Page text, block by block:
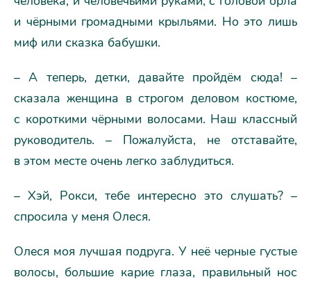
и чёрными громадными крыльями. Но это лишь
миф или сказка бабушки.
– А теперь, детки, давайте пройдём сюда! –
сказала женщина в строгом деловом костюме,
с короткими чёрными волосами. Наш классный
руководитель. – Пожалуйста, не отставайте,
в этом месте очень легко заблудиться.
– Хэй, Рокси, тебе интересно это слушать? –
спросила у меня Олеся.
Олеся моя лучшая подруга. У неё черные густые
волосы, большие карие глаза, правильный нос